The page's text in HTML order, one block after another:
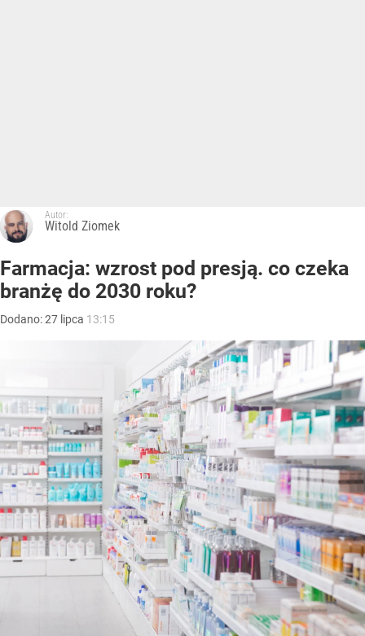
Autor:
Witold Ziomek
Farmacja: wzrost pod presją. co czeka
branżę do 2030 roku?
Dodano:27 lipca 13:15